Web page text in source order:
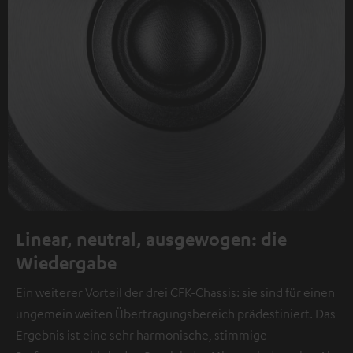
Linear, neutral, ausgewogen: die
Wiedergabe
Ein weiterer Vorteil der drei CFK-Chassis: sie sind für einen
ungemein weiten Übertragungsbereich prädestiniert. Das
Ergebnis ist eine sehr harmonische, stimmige